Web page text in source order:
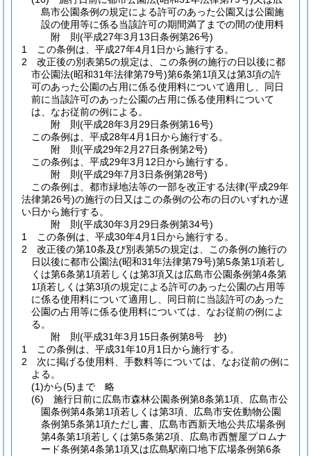
島市公園条例の規定による許可のあった公園又は公園施
設の使用等に係る当該許可の期間満了までの間の使用料
附 則(平成27年3月13日条例第26号)
1
この条例は、平成27年4月1日から施行する。
2
改正後の別表第5の規定は、この条例の施行の日以後に都
市公園法(昭和31年法律第79号)第6条第1項又は第3項の許
可のあった公園の占用に係る使用料について適用し、同日
前に当該許可のあった公園の占用に係る使用料について
は、なお従前の例による。
附 則(平成28年3月29日条例第16号)
この条例は、平成28年4月1日から施行する。
附 則(平成29年2月27日条例第2号)
この条例は、平成29年3月12日から施行する。
附 則(平成29年7月3日条例第28号)
この条例は、都市緑地法等の一部を改正する法律(平成29年
法律第26号)の施行の日又はこの条例の公布の日のいずれか遅
い日から施行する。
附 則(平成30年3月29日条例第34号)
1
この条例は、平成30年4月1日から施行する。
2
改正後の第10条及び別表第5の規定は、この条例の施行の
日以後に都市公園法(昭和31年法律第79号)第5条第1項若し
くは第6条第1項若しくは第3項又は広島市公園条例第4条第
1項若しくは第3項の規定による許可のあった公園の占用等
に係る使用料について適用し、同日前に当該許可のあった
公園の占用等に係る使用料については、なお従前の例によ
る。
附 則(平成31年3月15日条例第8号 抄)
1
この条例は、平成31年10月1日から施行する。
2
次に掲げる使用料、手数料等については、なお従前の例に
よる。
(1)から(5)まで
略
(6)
施行日前に広島市森林公園条例第8条第1項、広島市公
園条例第4条第1項若しくは第3項、広島市安佐動物公園
条例第5条第1項ただし書、広島市西新天地公共広場条例
第4条第1項若しくは第5条第2項、広島市西蟹屋プロムナ
ード条例第4条第1項又は広島駅南口地下広場条例第6条